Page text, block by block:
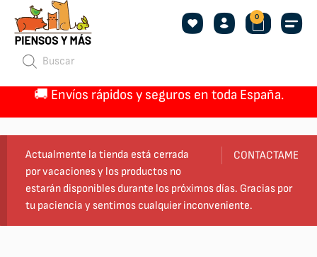
0
🚚 Envíos rápidos y seguros en toda España.
CONTACTAME
Actualmente la tienda está cerrada
por vacaciones y los productos no
estarán disponibles durante los próximos días. Gracias por
tu paciencia y sentimos cualquier inconveniente.